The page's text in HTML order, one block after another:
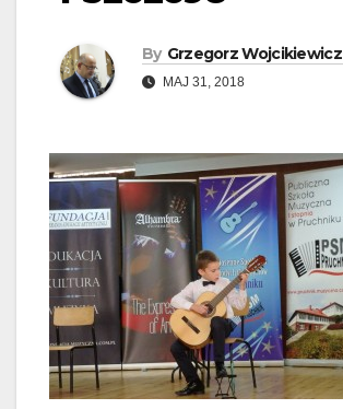
By Grzegorz Wojcikiewicz
MAJ 31, 2018